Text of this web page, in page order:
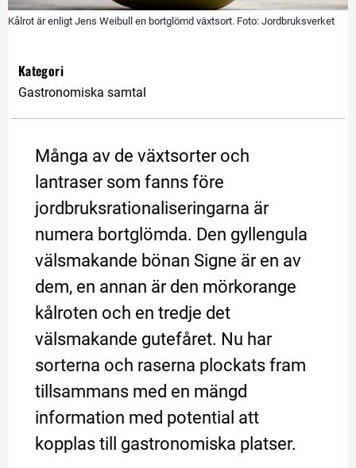
Kålrot är enligt Jens Weibull en bortglömd växtsort. Foto: Jordbruksverket
Kategori
Gastronomiska samtal
Många av de växtsorter och
lantraser som fanns före
jordbruksrationaliseringarna är
numera bortglömda. Den gyllengula
välsmakande bönan Signe är en av
dem, en annan är den mörkorange
kålroten och en tredje det
välsmakande gutefåret. Nu har
sorterna och raserna plockats fram
tillsammans med en mängd
information med potential att
kopplas till gastronomiska platser.